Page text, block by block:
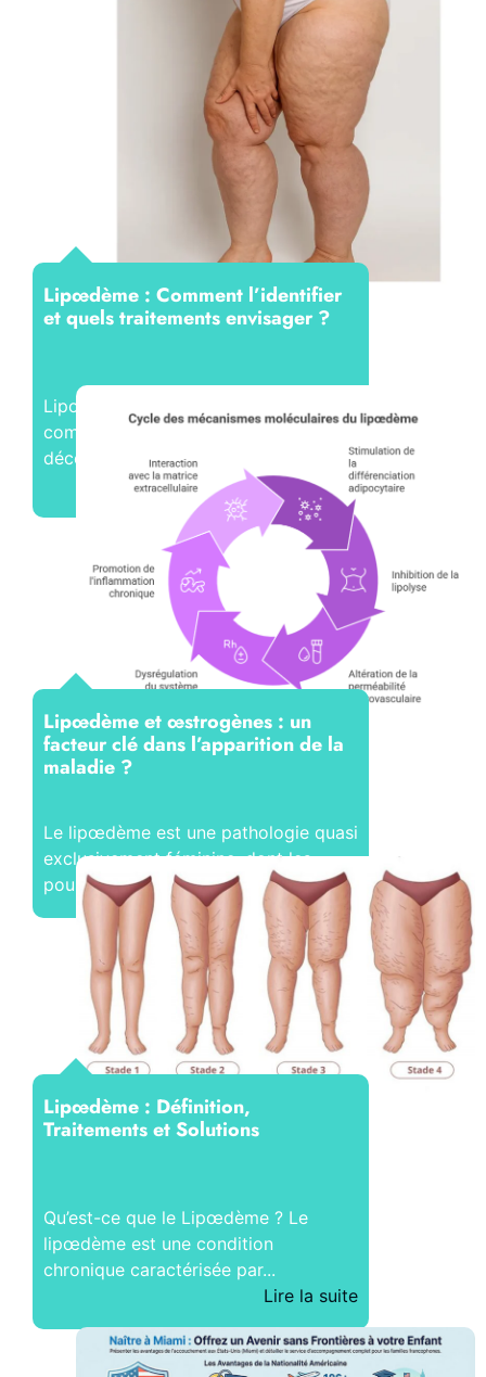
Lipœdème : Comment l’identifier
et quels traitements envisager ?
Lipœdème : identifier la maladie,
comprendre les traitements et
découvrir les protocoles 4-Tech...
Lire la suite
Lipœdème et œstrogènes : un
facteur clé dans l’apparition de la
maladie ?
Le lipœdème est une pathologie quasi
exclusivement féminine, dont les
poussées évolutives...
Lire la suite
Lipœdème : Définition,
Traitements et Solutions
Qu’est-ce que le Lipœdème ? Le
lipœdème est une condition
chronique caractérisée par...
Lire la suite